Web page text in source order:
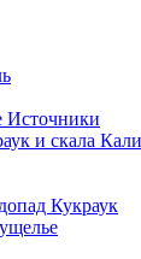
Источники
и скала
Кукраук